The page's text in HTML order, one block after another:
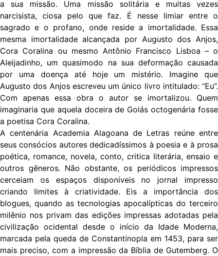
a sua missão. Uma missão solitária e muitas vezes
narcisista, ciosa pelo que faz. É nesse limiar entre o
sagrado e o profano, onde reside a imortalidade. Essa
mesma imortalidade alcançada por Augusto dos Anjos,
Cora Coralina ou mesmo Antônio Francisco Lisboa – o
Aleijadinho, um quasimodo na sua deformação causada
por uma doença até hoje um mistério. Imagine que
Augusto dos Anjos escreveu um único livro intitulado: “Eu”.
Com apenas essa obra o autor se imortalizou. Quem
imaginaria que aquela doceira de Goiás octogenária fosse
a poetisa Cora Coralina.
A centenária Academia Alagoana de Letras reúne entre
seus consócios autores dedicadíssimos à poesia e à prosa
poética, romance, novela, conto, critica literária, ensaio e
outros gêneros. Não obstante, os periódicos impressos
cerceiam os espaços disponíveis no jornal impresso
criando limites à criatividade. Eis a importância dos
blogues, quando as tecnologias apocalípticas do terceiro
milênio nos privam das edições impressas adotadas pela
civilização ocidental desde o início da Idade Moderna,
marcada pela queda de Constantinopla em 1453, para ser
mais preciso, com a impressão da Bíblia de Gutemberg. O